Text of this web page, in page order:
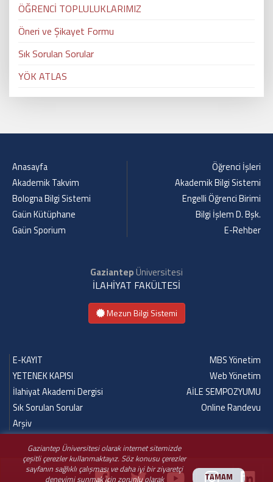
Gaziantep Üniversitesi olarak internet sitemizde
çeşitli çerezler kullanmaktayız. Söz konusu çerezler
sayfanın sağlıklı çalışması ve daha iyi bir ziyaretçi
deneyimi sunmak için zorunlu olarak
TAMAM
ÖĞRENCİ TOPLULUKLARIMIZ
Öneri ve Şikayet Formu
Sık Sorulan Sorular
YÖK ATLAS
Anasayfa
Akademik Takvim
Bologna Bilgi Sistemi
Gaün Kütüphane
Gaün Sporium
Öğrenci İşleri
Akademik Bilgi Sistemi
Engelli Öğrenci Birimi
Bilgi İşlem D. Bşk.
E-Rehber
GaziantepÜniversitesi
İLAHİYAT FAKÜLTESİ
Mezun Bilgi Sistemi
E-KAYIT
YETENEK KAPISI
İlahiyat Akademi Dergisi
Sık Sorulan Sorular
Arşiv
MBS Yönetim
Web Yönetim
AİLE SEMPOZYUMU
Online Randevu